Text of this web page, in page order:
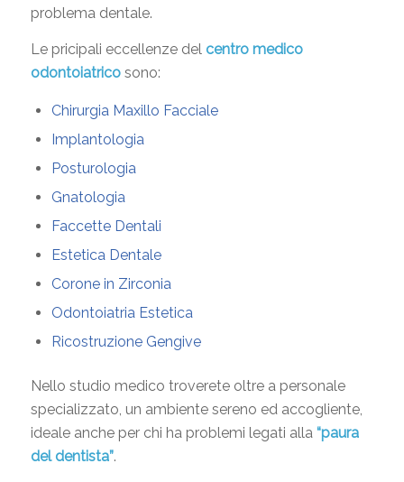
problema dentale.
Le pricipali eccellenze del centro medico
odontoiatricosono:
Chirurgia Maxillo Facciale
Implantologia
Posturologia
Gnatologia
Faccette Dentali
Estetica Dentale
Corone in Zirconia
Odontoiatria Estetica
Ricostruzione Gengive
Nello studio medico troverete oltre a personale
specializzato, un ambiente sereno ed accogliente,
ideale anche per chi ha problemi legati alla“paura
del dentista”.